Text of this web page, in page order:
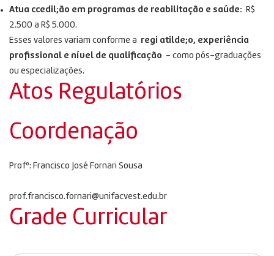
Atua ccedil;ão em programas de reabilitação e saúde: R$
2.500 a R$ 5.000.
Esses valores variam conforme a regi atilde;o, experiência
profissional e nível de qualificação – como pós-graduações
ou especializações.
Atos Regulatórios
Coordenação
Profº: Francisco José Fornari Sousa
prof.francisco.fornari@unifacvest.edu.br
Grade Curricular